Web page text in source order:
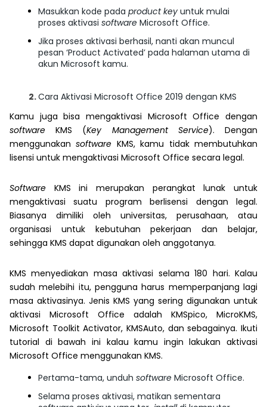
Masukkan kode pada product key untuk mulai
proses aktivasi software Microsoft Office.
Jika proses aktivasi berhasil, nanti akan muncul
pesan ‘Product Activated’ pada halaman utama di
akun Microsoft kamu.
Cara Aktivasi Microsoft Office 2019 dengan KMS
Kamu juga bisa mengaktivasi Microsoft Office dengan
softwareKMS (Key Management Service). Dengan
menggunakansoftware KMS, kamu tidak membutuhkan
lisensi untuk mengaktivasi Microsoft Office secara legal.
Software KMS ini merupakan perangkat lunak untuk
mengaktivasi suatu program berlisensi dengan legal.
Biasanya dimiliki oleh universitas, perusahaan, atau
organisasi untuk kebutuhan pekerjaan dan belajar,
sehingga KMS dapat digunakan oleh anggotanya.
KMS menyediakan masa aktivasi selama 180 hari. Kalau
sudah melebihi itu, pengguna harus memperpanjang lagi
masa aktivasinya. Jenis KMS yang sering digunakan untuk
aktivasi Microsoft Office adalah KMSpico, MicroKMS,
Microsoft Toolkit Activator, KMSAuto, dan sebagainya. Ikuti
tutorial di bawah ini kalau kamu ingin lakukan aktivasi
Microsoft Office menggunakan KMS.
Pertama-tama, unduh software Microsoft Office.
Selama proses aktivasi, matikan sementara